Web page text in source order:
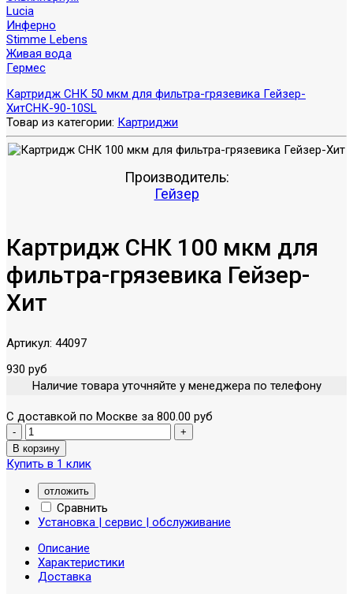
Lucia
Инферно
Stimme Lebens
Живая вода
Гермес
Картридж СНК 50 мкм для фильтра-грязевика Гейзер-
ХитСНК-90-10SL
Товар из категории: Картриджи
Производитель:
Гейзер
Картридж СНК 100 мкм для
фильтра-грязевика Гейзер-
Хит
Артикул: 44097
930 руб
Наличие товара уточняйте у менеджера по телефону
С доставкой по Москве за 800.00 руб
Купить в 1 клик
отложить
Сравнить
Установка | сервис | обслуживание
Описание
Характеристики
Доставка